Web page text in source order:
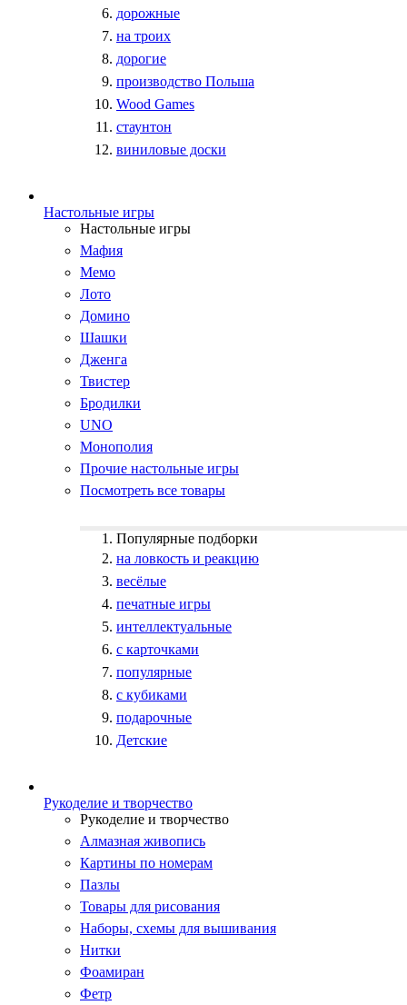
дорожные
на троих
дорогие
производство Польша
Wood Games
стаунтон
виниловые доски
Настольные игры
Настольные игры
Мафия
Мемо
Лото
Домино
Шашки
Дженга
Твистер
Бродилки
UNO
Монополия
Прочие настольные игры
Посмотреть все товары
Популярные подборки
на ловкость и реакцию
весёлые
печатные игры
интеллектуальные
с карточками
популярные
с кубиками
подарочные
Детские
Рукоделие и творчество
Рукоделие и творчество
Алмазная живопись
Картины по номерам
Пазлы
Товары для рисования
Наборы, схемы для вышивания
Нитки
Фоамиран
Фетр